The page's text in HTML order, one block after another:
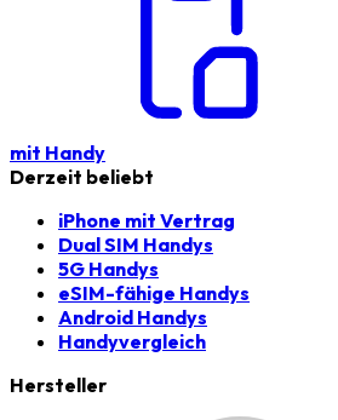
mit Handy
Derzeit beliebt
iPhone mit Vertrag
Dual SIM Handys
5G Handys
eSIM-fähige Handys
Android Handys
Handyvergleich
Hersteller